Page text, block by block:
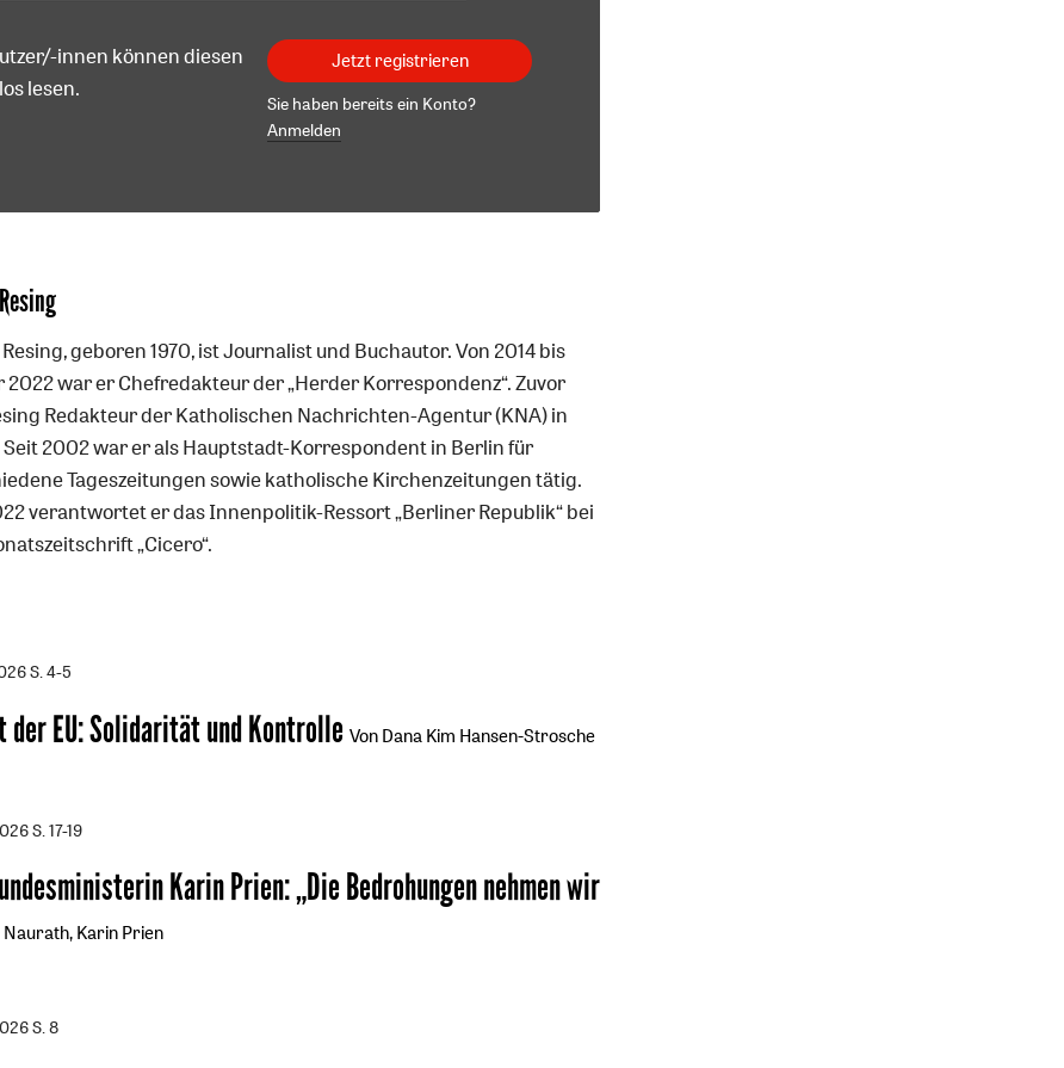
innen können diesen
lesen.
Jetzt registrieren
Sie haben bereits ein Konto?
Anmelden
geboren 1970, ist Journalist und Buchautor. Von 2014 bis
2022 war er Chefredakteur der „Herder Korrespondenz“. Zuvor
Redakteur der Katholischen Nachrichten-Agentur (KNA) in
2002 war er als Hauptstadt-Korrespondent in Berlin für
Tageszeitungen sowie katholische Kirchenzeitungen tätig.
verantwortet er das Innenpolitik-Ressort „Berliner Republik“ bei
„Cicero“.
S. 4-5
der EU:Solidarität und Kontrolle Von Dana Kim Hansen-Strosche
S. 17-19
Karin Prien:„Die Bedrohungen nehmen wir
Naurath, Karin Prien
S. 8